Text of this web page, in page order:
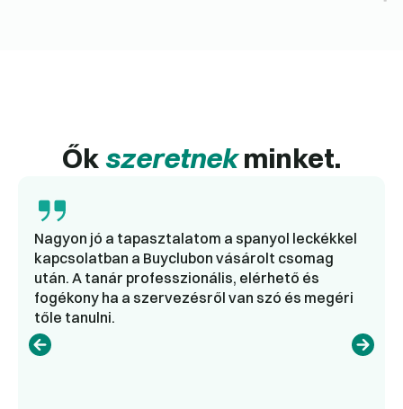
Őkszeretnekminket.
Nagyon jó a tapasztalatom a spanyol leckékkel
kapcsolatban a Buyclubon vásárolt csomag
után. A tanár professzionális, elérhető és
fogékony ha a szervezésről van szó és megéri
tőle tanulni.